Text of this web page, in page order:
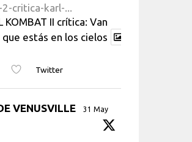
critica-karl-...
KOMBAT II crítica: Van
estás en los cielos
Twitter
VENUSVILLE 31 May